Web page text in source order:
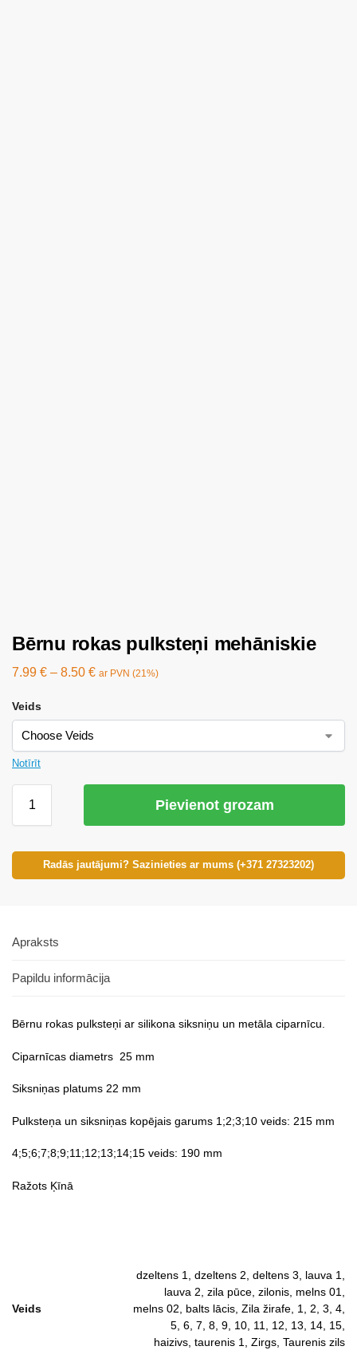
Bērnu rokas pulksteņi mehāniskie
7.99 € – 8.50 € ar PVN (21%)
Veids
Notīrīt
Pievienot grozam
Radās jautājumi? Sazinieties ar mums (+371 27323202)
Apraksts
Papildu informācija
Bērnu rokas pulksteņi ar silikona siksniņu un metāla ciparnīcu.
Ciparnīcas diametrs 25 mm
Siksniņas platums 22 mm
Pulksteņa un siksniņas kopējais garums 1;2;3;10 veids: 215 mm
4;5;6;7;8;9;11;12;13;14;15 veids: 190 mm
Ražots Ķīnā
Veids
dzeltens 1, dzeltens 2, deltens 3, lauva 1,
lauva 2, zila pūce, zilonis, melns 01,
melns 02, balts lācis, Zila žirafe, 1, 2, 3, 4,
5, 6, 7, 8, 9, 10, 11, 12, 13, 14, 15,
haizivs, taurenis 1, Zirgs, Taurenis zils